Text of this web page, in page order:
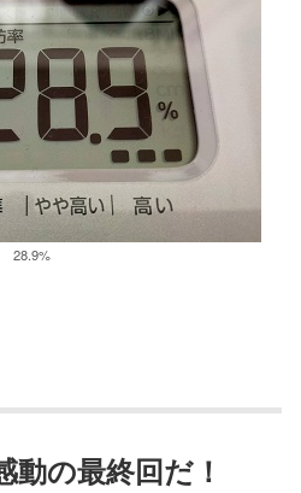
28.9%
の最終回だ！